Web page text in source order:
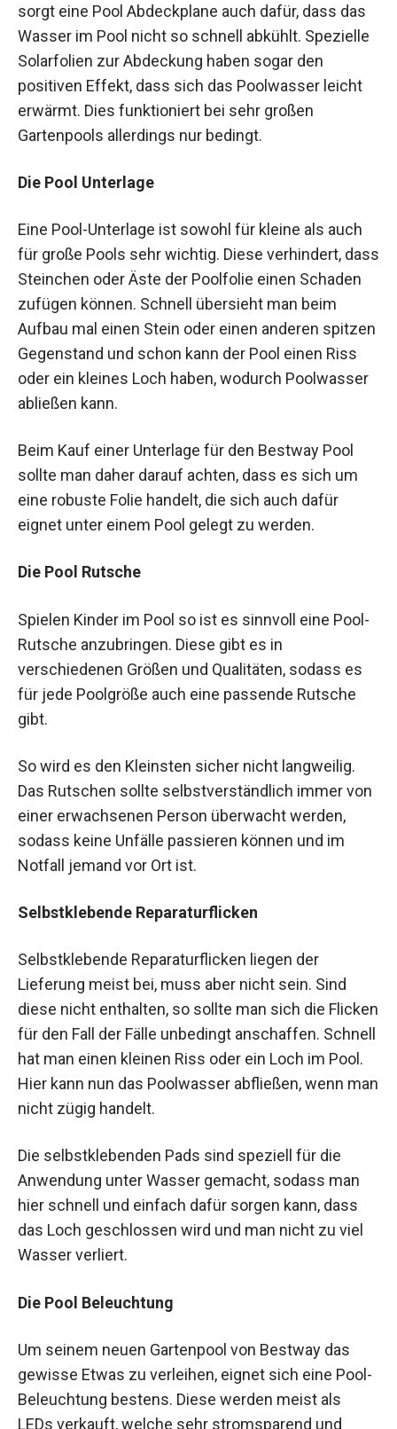
sorgt eine Pool Abdeckplane auch dafür, dass das
Wasser im Pool nicht so schnell abkühlt. Spezielle
Solarfolien zur Abdeckung haben sogar den
positiven Effekt, dass sich das Poolwasser leicht
erwärmt. Dies funktioniert bei sehr großen
Gartenpools allerdings nur bedingt.
Die Pool Unterlage
Eine Pool-Unterlage ist sowohl für kleine als auch
für große Pools sehr wichtig. Diese verhindert, dass
Steinchen oder Äste der Poolfolie einen Schaden
zufügen können. Schnell übersieht man beim
Aufbau mal einen Stein oder einen anderen spitzen
Gegenstand und schon kann der Pool einen Riss
oder ein kleines Loch haben, wodurch Poolwasser
abließen kann.
Beim Kauf einer Unterlage für den Bestway Pool
sollte man daher darauf achten, dass es sich um
eine robuste Folie handelt, die sich auch dafür
eignet unter einem Pool gelegt zu werden.
Die Pool Rutsche
Spielen Kinder im Pool so ist es sinnvoll eine Pool-
Rutsche anzubringen. Diese gibt es in
verschiedenen Größen und Qualitäten, sodass es
für jede Poolgröße auch eine passende Rutsche
gibt.
So wird es den Kleinsten sicher nicht langweilig.
Das Rutschen sollte selbstverständlich immer von
einer erwachsenen Person überwacht werden,
sodass keine Unfälle passieren können und im
Notfall jemand vor Ort ist.
Selbstklebende Reparaturflicken
Selbstklebende Reparaturflicken liegen der
Lieferung meist bei, muss aber nicht sein. Sind
diese nicht enthalten, so sollte man sich die Flicken
für den Fall der Fälle unbedingt anschaffen. Schnell
hat man einen kleinen Riss oder ein Loch im Pool.
Hier kann nun das Poolwasser abfließen, wenn man
nicht zügig handelt.
Die selbstklebenden Pads sind speziell für die
Anwendung unter Wasser gemacht, sodass man
hier schnell und einfach dafür sorgen kann, dass
das Loch geschlossen wird und man nicht zu viel
Wasser verliert.
Die Pool Beleuchtung
Um seinem neuen Gartenpool von Bestway das
gewisse Etwas zu verleihen, eignet sich eine Pool-
Beleuchtung bestens. Diese werden meist als
LEDs verkauft, welche sehr stromsparend und